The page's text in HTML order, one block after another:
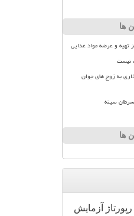
ها
تهیه و عرضه مواد غذایی
نیست
به زوج های جوان
سینه
ها
رپورتاژ
آزمایش